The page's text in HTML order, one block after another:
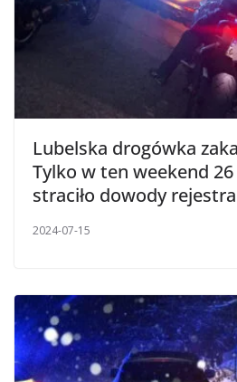
Lubelska drogówka
Tylko w ten weekend
straciło dowody
2024-07-15